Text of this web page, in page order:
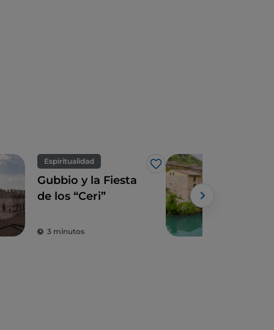
Espiritualidad
Me gusta
Gubbio y la Fiesta
de los “Ceri”
3 minutos